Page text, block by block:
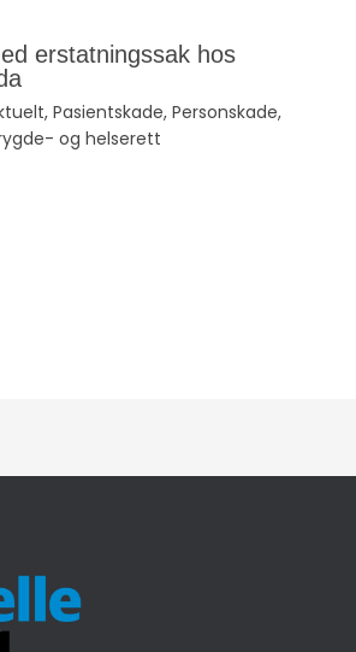
erstatningssak hos
, Pasientskade, Personskade,
og helserett